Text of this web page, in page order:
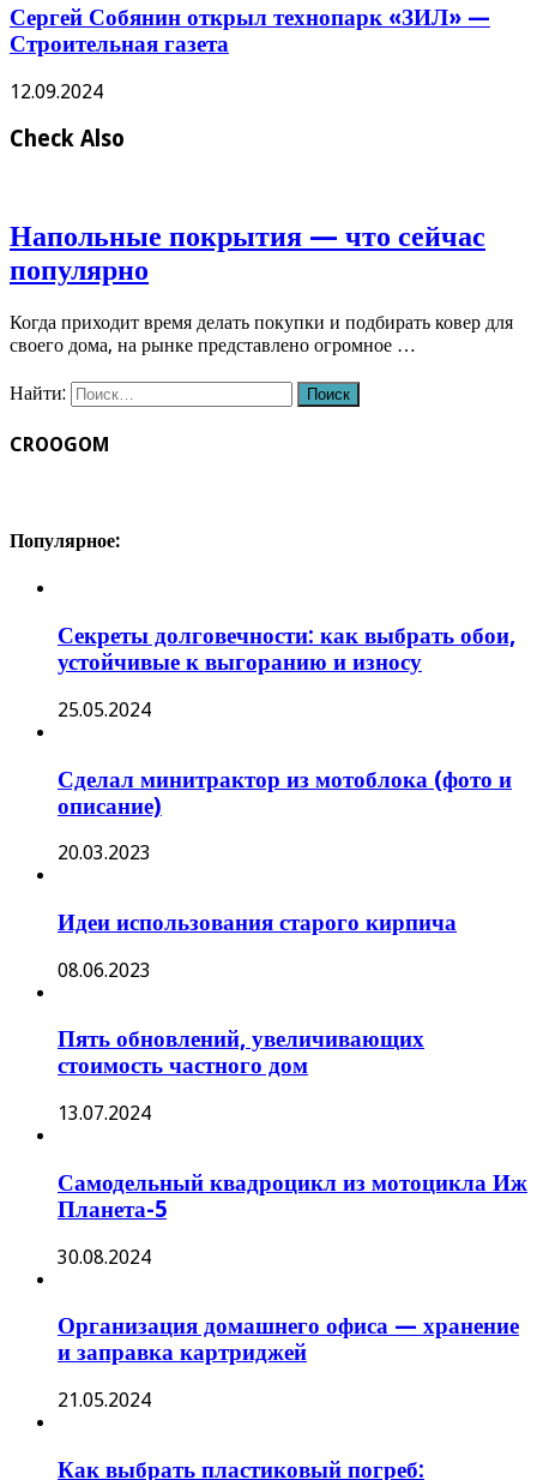
Сергей Собянин открыл технопарк «ЗИЛ» —
Строительная газета
12.09.2024
Check Also
Напольные покрытия — что сейчас
популярно
Когда приходит время делать покупки и подбирать ковер для
своего дома, на рынке представлено огромное …
Найти:
CROOGOM
Популярное:
Секреты долговечности: как выбрать обои,
устойчивые к выгоранию и износу
25.05.2024
Сделал минитрактор из мотоблока (фото и
описание)
20.03.2023
Идеи использования старого кирпича
08.06.2023
Пять обновлений, увеличивающих
стоимость частного дом
13.07.2024
Самодельный квадроцикл из мотоцикла Иж
Планета-5
30.08.2024
Организация домашнего офиса — хранение
и заправка картриджей
21.05.2024
Как выбрать пластиковый погреб: